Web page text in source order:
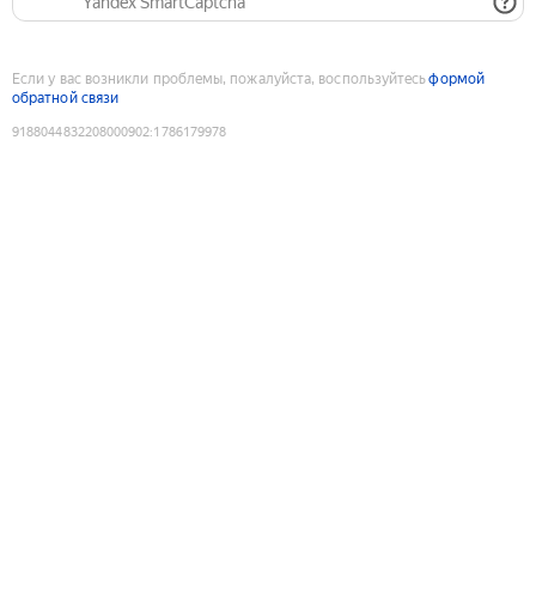
Если у вас возникли проблемы, пожалуйста, воспользуйтесьформой
обратной связи
9188044832208000902:1786179978